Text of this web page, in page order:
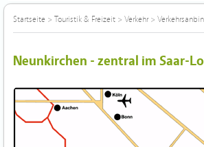
Startseite > Touristik & Freizeit > Verkehr>
Neunkirchen - zentral im Saar-